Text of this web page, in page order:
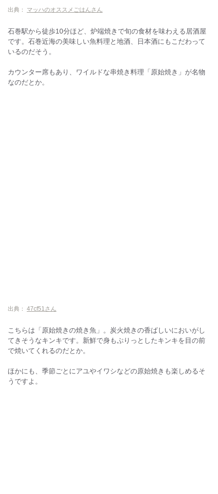
出典： マッハのオススメごはんさん
石巻駅から徒歩10分ほど、炉端焼きで旬の食材を味わえる居酒屋
です。石巻近海の美味しい魚料理と地酒、日本酒にもこだわって
いるのだそう。
カウンター席もあり、ワイルドな串焼き料理「原始焼き」が名物
なのだとか。
出典： 47cf51さん
こちらは「原始焼きの焼き魚」。炭火焼きの香ばしいにおいがし
てきそうなキンキです。新鮮で身もぷりっとしたキンキを目の前
で焼いてくれるのだとか。
ほかにも、季節ごとにアユやイワシなどの原始焼きも楽しめるそ
うですよ。